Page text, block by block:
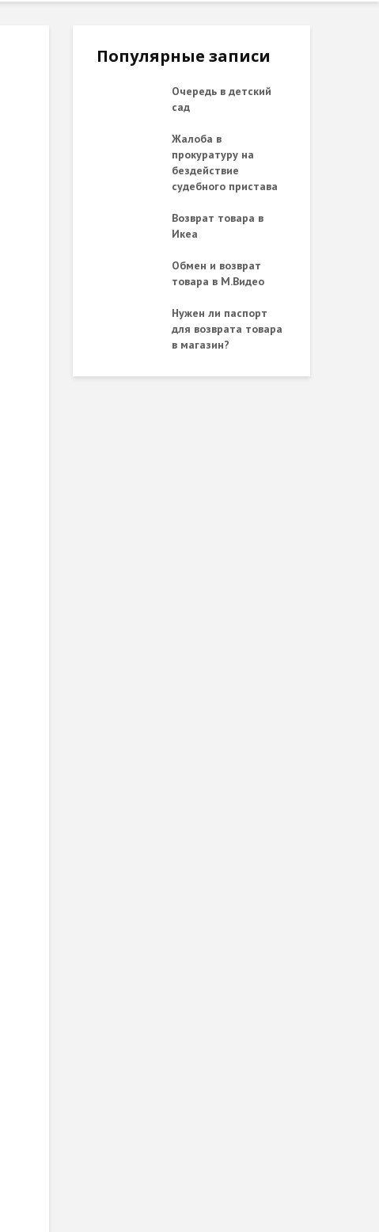
Популярные записи
Очередь в детский
сад
Жалоба в
прокуратуру на
бездействие
судебного пристава
Возврат товара в
Икеа
Обмен и возврат
товара в М.Видео
Нужен ли паспорт
для возврата товара
в магазин?